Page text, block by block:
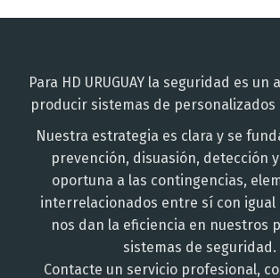
Para HD URUGUAY la seguridad es
producir sistemas de personalizados
Nuestra estrategia es clara y se
prevención, disuasión, detección
oportuna a las contingencias,
interrelacionados entre sí con
nos dan la eficiencia en nuestros
sistemas de seguridad.
Contacte un servicio profesional,